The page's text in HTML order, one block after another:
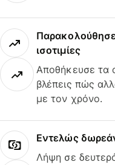
ισοτιμίες
Αποθήκευσε τα
βλέπεις πώς
με τον χρόνο.
Εντελώς
Λήψη σε